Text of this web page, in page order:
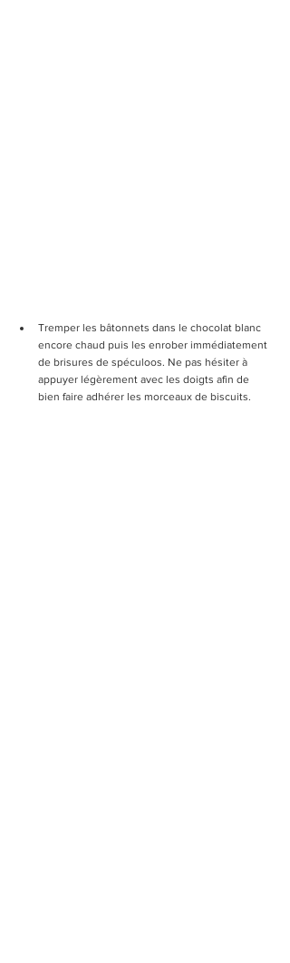
Tremper les bâtonnets dans le chocolat blanc
encore chaud puis les enrober immédiatement
de brisures de spéculoos. Ne pas hésiter à
appuyer légèrement avec les doigts afin de
bien faire adhérer les morceaux de biscuits.